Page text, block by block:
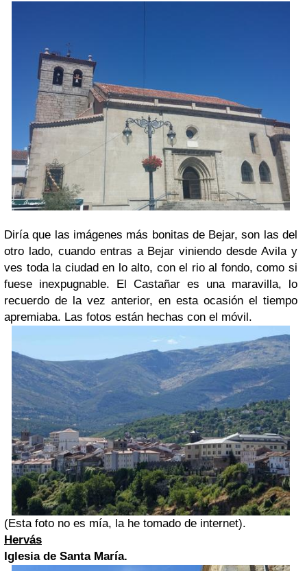
Diría que las imágenes más bonitas de Bejar, son las del
otro lado, cuando entras a Bejar viniendo desde Avila y
ves toda la ciudad en lo alto, con el rio al fondo, como si
fuese inexpugnable. El Castañar es una maravilla, lo
recuerdo de la vez anterior, en esta ocasión el tiempo
apremiaba. Las fotos están hechas con el móvil.
(Esta foto no es mía, la he tomado de internet).
Hervás
Iglesia de Santa María.